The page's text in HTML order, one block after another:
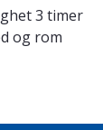
3 timer
og rom